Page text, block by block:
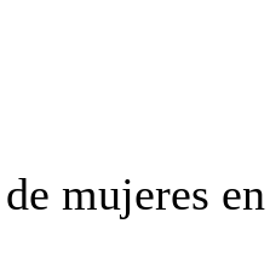
de mujeres